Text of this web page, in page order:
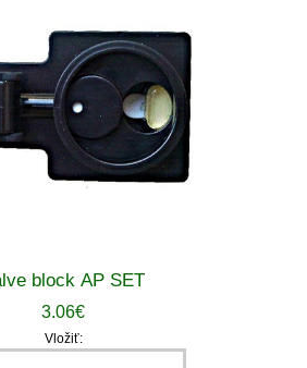
block AP SET
3.06€
Vložiť: